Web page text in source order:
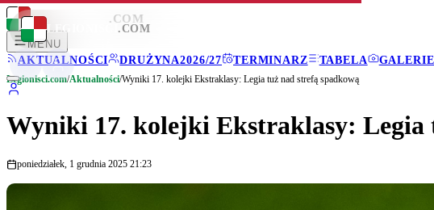
LEGIONISCI .COM
MENU
AKTUALNOŚCI
DRUŻYNA2026/27 TERMINARZ TABELA GALERIE
LEGIONISCI .COM
Legionisci.com/Aktualności/Wyniki 17. kolejki Ekstraklasy: Legia tuż nad strefą spadkową
Wyniki 17. kolejki Ekstraklasy: Legia
poniedziałek, 1 grudnia 2025 21:23